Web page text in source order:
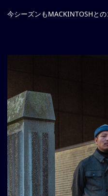
今シーズンもMACKINTOSHと